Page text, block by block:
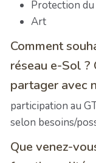
Protection
Art
Comment
réseau e-Sol ?
partager avec
participation au
selon besoins/
Que venez-